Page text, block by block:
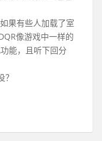
果有些人加载了室
像游戏中一样的
能，且听下回分